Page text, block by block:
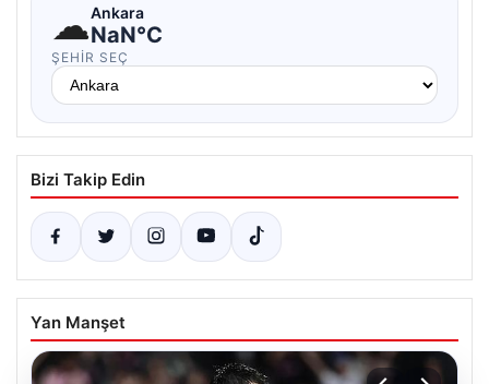
☁Ankara
NaN°C
ŞEHIR SEÇ
Bizi Takip Edin
Yan Manşet